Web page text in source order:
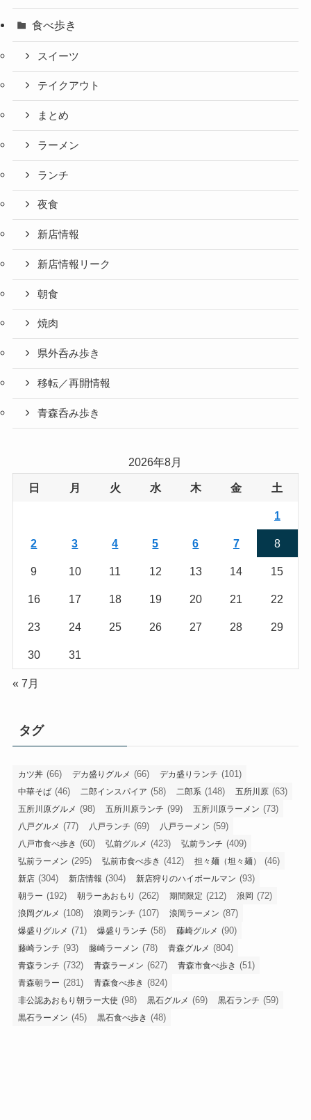
食べ歩き
スイーツ
テイクアウト
まとめ
ラーメン
ランチ
夜食
新店情報
新店情報リーク
朝食
焼肉
県外呑み歩き
移転／再開情報
青森呑み歩き
2026年8月
日 月 火 水 木 金 土
1
2 3 4 5 6 7 8
9 10 11 12 13 14 15
16 17 18 19 20 21 22
23 24 25 26 27 28 29
30 31
« 7月
タグ
カツ丼 (66) デカ盛りグルメ (66) デカ盛りランチ (101)
中華そば (46) 二郎インスパイア (58) 二郎系 (148) 五所川原 (63)
五所川原グルメ (98) 五所川原ランチ (99) 五所川原ラーメン (73)
八戸グルメ (77) 八戸ランチ (69) 八戸ラーメン (59)
八戸市食べ歩き (60) 弘前グルメ (423) 弘前ランチ (409)
弘前ラーメン (295) 弘前市食べ歩き (412) 担々麺（坦々麺） (46)
新店 (304) 新店情報 (304) 新店狩りのハイボールマン (93)
朝ラー (192) 朝ラーあおもり (262) 期間限定 (212) 浪岡 (72)
浪岡グルメ (108) 浪岡ランチ (107) 浪岡ラーメン (87)
爆盛りグルメ (71) 爆盛りランチ (58) 藤崎グルメ (90)
藤崎ランチ (93) 藤崎ラーメン (78) 青森グルメ (804)
青森ランチ (732) 青森ラーメン (627) 青森市食べ歩き (51)
青森朝ラー (281) 青森食べ歩き (824)
非公認あおもり朝ラー大使 (98) 黒石グルメ (69) 黒石ランチ (59)
黒石ラーメン (45) 黒石食べ歩き (48)